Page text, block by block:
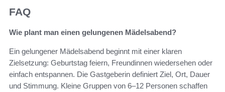
FAQ
Wie plant man einen gelungenen Mädelsabend?
Ein gelungener Mädelsabend beginnt mit einer klaren
Zielsetzung: Geburtstag feiern, Freundinnen wiedersehen oder
einfach entspannen. Die Gastgeberin definiert Ziel, Ort, Dauer
und Stimmung. Kleine Gruppen von 6–12 Personen schaffen